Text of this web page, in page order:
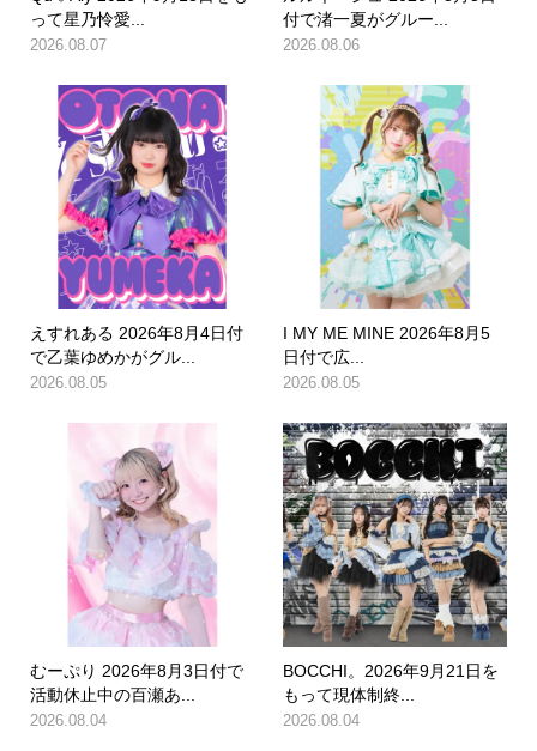
って星乃怜愛...
2026.08.07
付で渚一夏がグルー...
2026.08.06
えすれある 2026年8月4日付
で乙葉ゆめかがグル...
2026.08.05
I MY ME MINE 2026年8月5
日付で広...
2026.08.05
むーぷり 2026年8月3日付で
活動休止中の百瀬あ...
2026.08.04
BOCCHI。2026年9月21日を
もって現体制終...
2026.08.04